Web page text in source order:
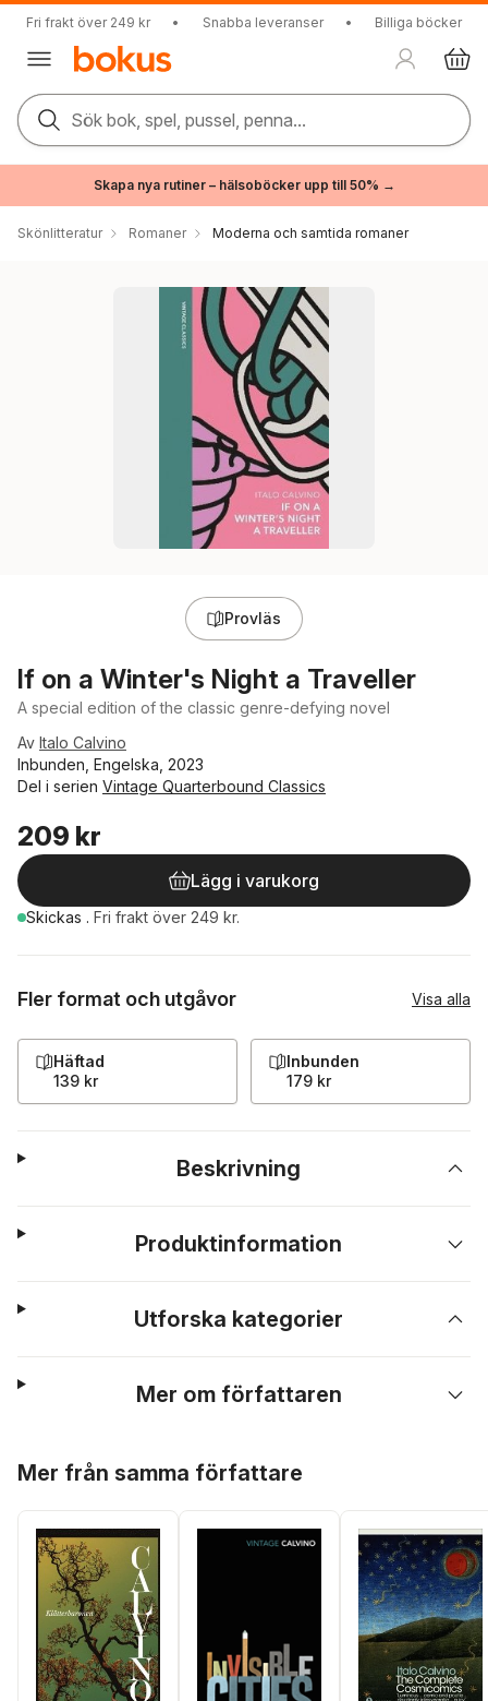
Fri frakt över 249 kr • Snabba leveranser • Billiga böcker
Sök bok, spel, pussel, penna...
Skapa nya rutiner – hälsoböcker upp till 50% →
Skönlitteratur Romaner Moderna och samtida romaner
Provläs
If on a Winter's Night a Traveller
A special edition of the classic genre-defying novel
Av Italo Calvino
Inbunden, Engelska, 2023
Del i serien Vintage Quarterbound Classics
209 kr
Lägg i varukorg
Skickas . Fri frakt över 249 kr.
Fler format och utgåvor Visa alla
Häftad
139 kr
Inbunden
179 kr
Beskrivning
Produktinformation
Utforska kategorier
Mer om författaren
Mer från samma författare